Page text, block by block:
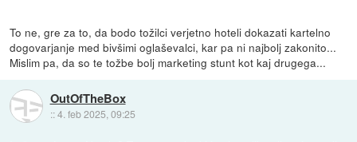
To ne, gre za to, da bodo tožilci verjetno hoteli dokazati kartelno
dogovarjanje med bivšimi oglaševalci, kar pa ni najbolj zakonito...
Mislim pa, da so te tožbe bolj marketing stunt kot kaj drugega...
OutOfTheBox
::4. feb 2025, 09:25